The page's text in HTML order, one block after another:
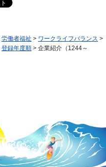
労働者福祉 > ワークライフバランス >
登録年度順 > 企業紹介（1244～